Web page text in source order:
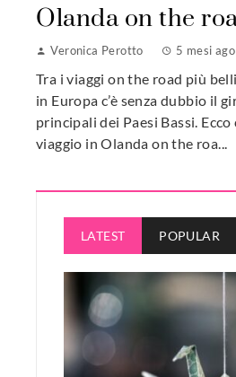
Olanda on the
Veronica Perotto 5 mesi ago
Tra i viaggi on the road più
in Europa c’è senza dubbio il
principali dei Paesi Bassi.
viaggio in Olanda on the roa...
LATEST POPULAR